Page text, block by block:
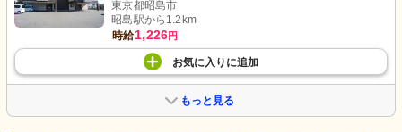
東京都昭島市
昭島駅から1.2km
時給1,226円
お気に入り に追加
もっと見る